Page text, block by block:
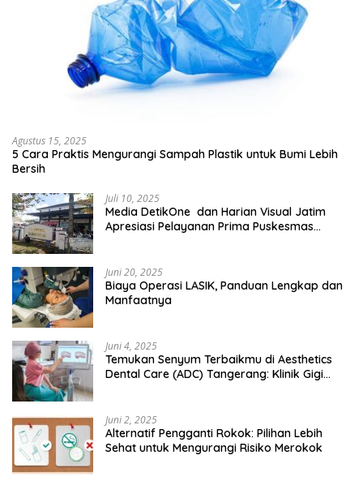
Agustus 15, 2025
5 Cara Praktis Mengurangi Sampah Plastik untuk Bumi Lebih
Bersih
Juli 10, 2025
Media DetikOne dan Harian Visual Jatim
Apresiasi Pelayanan Prima Puskesmas
Juni 20, 2025
Biaya Operasi LASIK, Panduan Lengkap dan
Manfaatnya
Juni 4, 2025
Temukan Senyum Terbaikmu di Aesthetics
Dental Care (ADC) Tangerang: Klinik Gigi
Juni 2, 2025
Alternatif Pengganti Rokok: Pilihan Lebih
Sehat untuk Mengurangi Risiko Merokok